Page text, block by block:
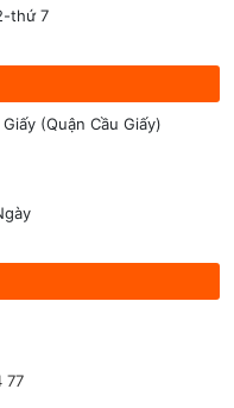
thứ 7
(Quận Cầu Giấy)
77